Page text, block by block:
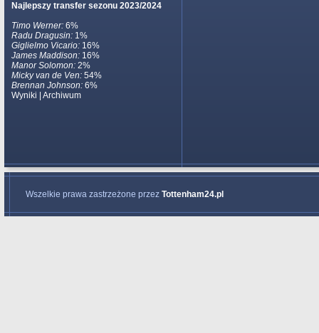
Najlepszy transfer sezonu 2023/2024
Timo Werner: 6%
Radu Dragusin: 1%
Giglielmo Vicario: 16%
James Maddison: 16%
Manor Solomon: 2%
Micky van de Ven: 54%
Brennan Johnson: 6%
Wyniki
Archiwum
Wszelkie prawa zastrzeżone przez Tottenham24.pl